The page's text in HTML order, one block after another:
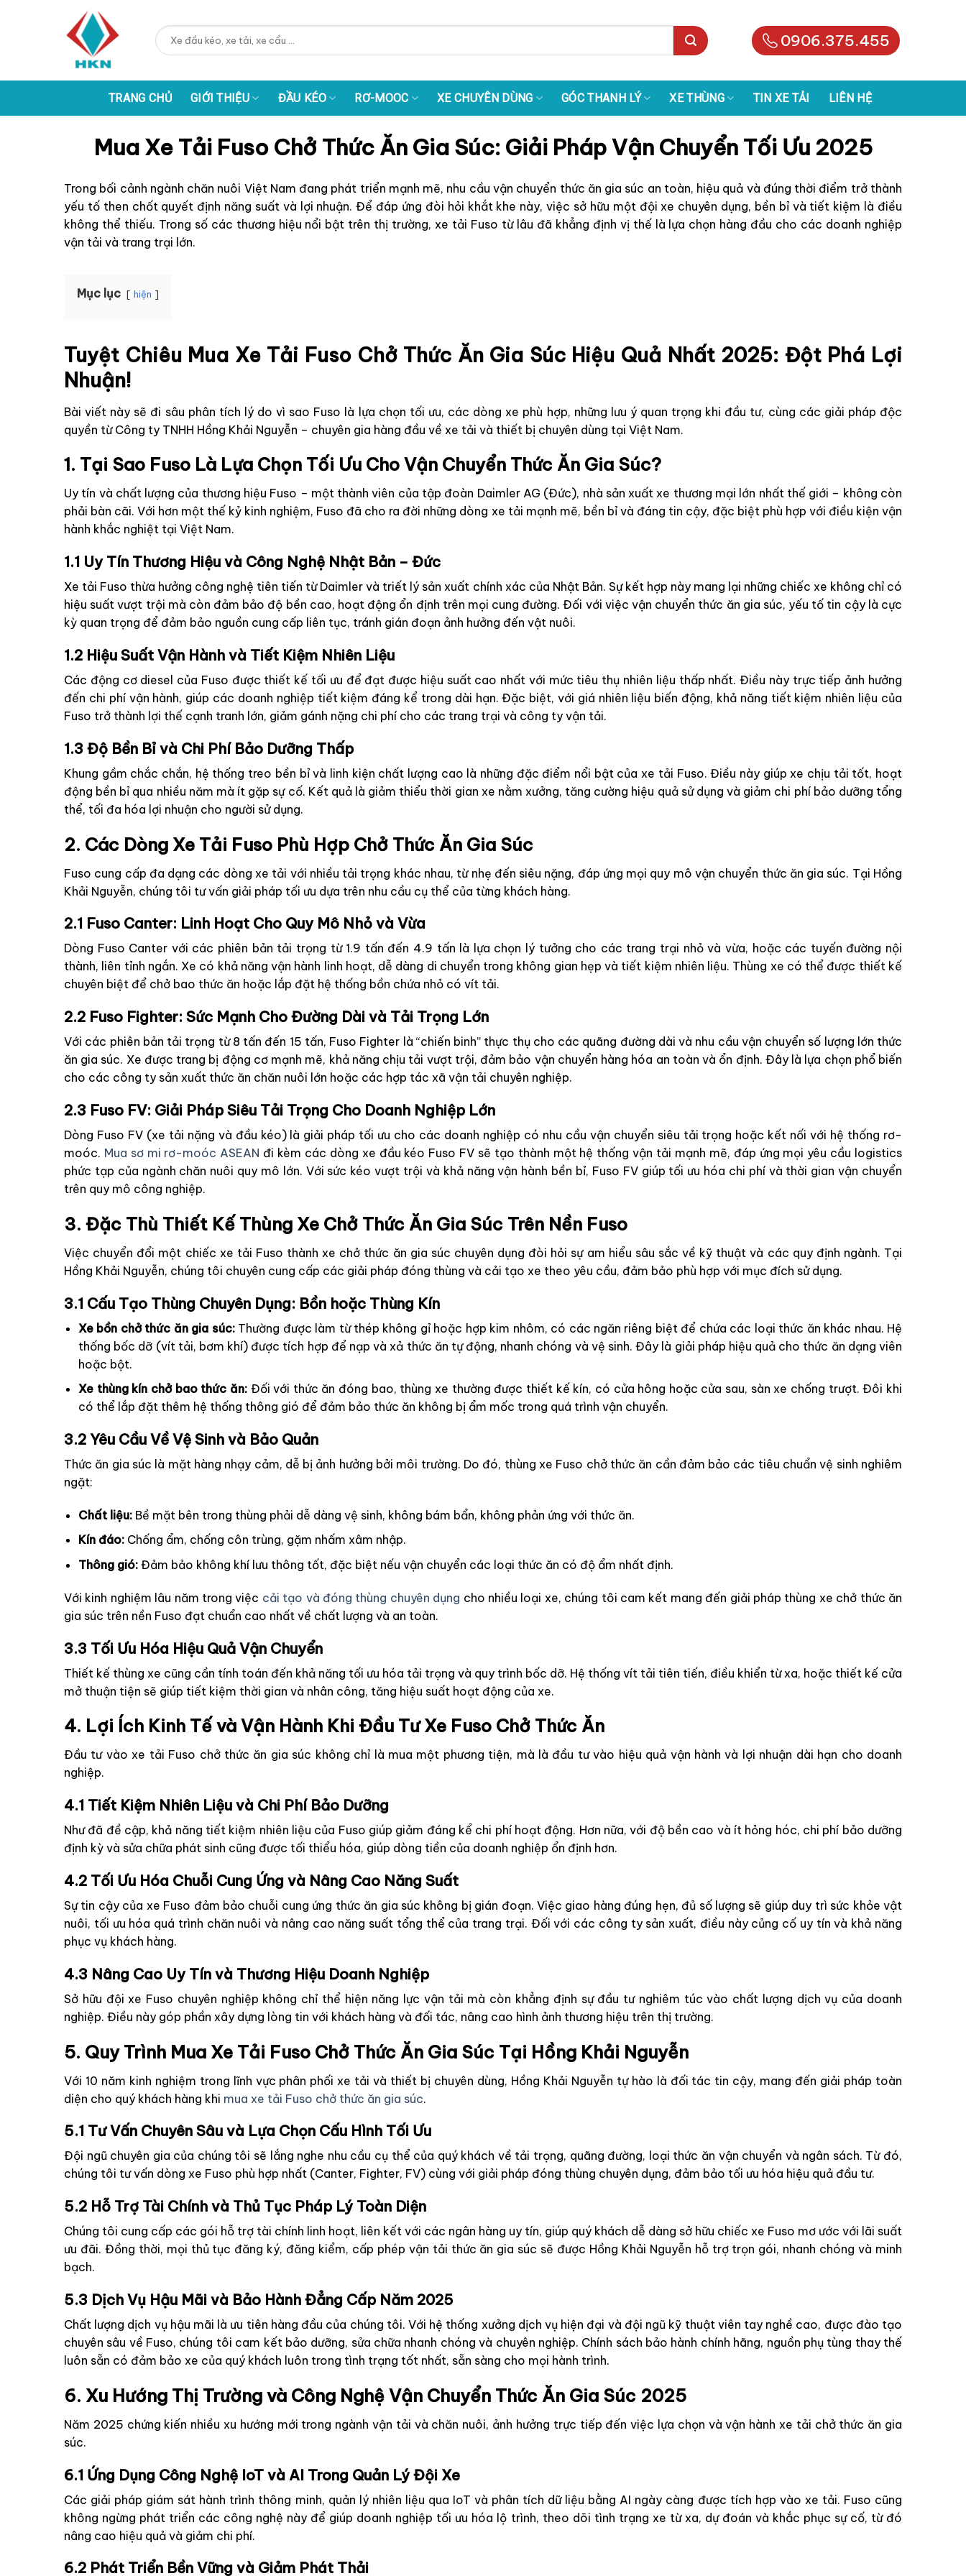
Tìm
kiếm:
0906.375.455
TRANG CHỦ GIỚI THIỆU ĐẦU KÉO RƠ-MOOC XE CHUYÊN DÙNG GÓC THANH LÝ XE THÙNG TIN XE TẢI LIÊN HỆ
Mua Xe Tải Fuso Chở Thức Ăn Gia Súc: Giải Pháp Vận Chuyển Tối Ưu 2025
Trong bối cảnh ngành chăn nuôi Việt Nam đang phát triển mạnh mẽ, nhu cầu vận chuyển thức ăn gia súc an toàn, hiệu quả và đúng thời điểm trở thành
yếu tố then chốt quyết định năng suất và lợi nhuận. Để đáp ứng đòi hỏi khắt khe này, việc sở hữu một đội xe chuyên dụng, bền bỉ và tiết kiệm là điều
không thể thiếu. Trong số các thương hiệu nổi bật trên thị trường, xe tải Fuso từ lâu đã khẳng định vị thế là lựa chọn hàng đầu cho các doanh nghiệp
vận tải và trang trại lớn.
Mục lục hiện
Tuyệt Chiêu Mua Xe Tải Fuso Chở Thức Ăn Gia Súc Hiệu Quả Nhất 2025: Đột Phá Lợi
Nhuận!
Bài viết này sẽ đi sâu phân tích lý do vì sao Fuso là lựa chọn tối ưu, các dòng xe phù hợp, những lưu ý quan trọng khi đầu tư, cùng các giải pháp độc
quyền từ Công ty TNHH Hồng Khải Nguyễn – chuyên gia hàng đầu về xe tải và thiết bị chuyên dùng tại Việt Nam.
1. Tại Sao Fuso Là Lựa Chọn Tối Ưu Cho Vận Chuyển Thức Ăn Gia Súc?
Uy tín và chất lượng của thương hiệu Fuso – một thành viên của tập đoàn Daimler AG (Đức), nhà sản xuất xe thương mại lớn nhất thế giới – không còn
phải bàn cãi. Với hơn một thế kỷ kinh nghiệm, Fuso đã cho ra đời những dòng xe tải mạnh mẽ, bền bỉ và đáng tin cậy, đặc biệt phù hợp với điều kiện vận
hành khắc nghiệt tại Việt Nam.
1.1 Uy Tín Thương Hiệu và Công Nghệ Nhật Bản – Đức
Xe tải Fuso thừa hưởng công nghệ tiên tiến từ Daimler và triết lý sản xuất chính xác của Nhật Bản. Sự kết hợp này mang lại những chiếc xe không chỉ có
hiệu suất vượt trội mà còn đảm bảo độ bền cao, hoạt động ổn định trên mọi cung đường. Đối với việc vận chuyển thức ăn gia súc, yếu tố tin cậy là cực
kỳ quan trọng để đảm bảo nguồn cung cấp liên tục, tránh gián đoạn ảnh hưởng đến vật nuôi.
1.2 Hiệu Suất Vận Hành và Tiết Kiệm Nhiên Liệu
Các động cơ diesel của Fuso được thiết kế tối ưu để đạt được hiệu suất cao nhất với mức tiêu thụ nhiên liệu thấp nhất. Điều này trực tiếp ảnh hưởng
đến chi phí vận hành, giúp các doanh nghiệp tiết kiệm đáng kể trong dài hạn. Đặc biệt, với giá nhiên liệu biến động, khả năng tiết kiệm nhiên liệu của
Fuso trở thành lợi thế cạnh tranh lớn, giảm gánh nặng chi phí cho các trang trại và công ty vận tải.
1.3 Độ Bền Bỉ và Chi Phí Bảo Dưỡng Thấp
Khung gầm chắc chắn, hệ thống treo bền bỉ và linh kiện chất lượng cao là những đặc điểm nổi bật của xe tải Fuso. Điều này giúp xe chịu tải tốt, hoạt
động bền bỉ qua nhiều năm mà ít gặp sự cố. Kết quả là giảm thiểu thời gian xe nằm xưởng, tăng cường hiệu quả sử dụng và giảm chi phí bảo dưỡng tổng
thể, tối đa hóa lợi nhuận cho người sử dụng.
2. Các Dòng Xe Tải Fuso Phù Hợp Chở Thức Ăn Gia Súc
Fuso cung cấp đa dạng các dòng xe tải với nhiều tải trọng khác nhau, từ nhẹ đến siêu nặng, đáp ứng mọi quy mô vận chuyển thức ăn gia súc. Tại Hồng
Khải Nguyễn, chúng tôi tư vấn giải pháp tối ưu dựa trên nhu cầu cụ thể của từng khách hàng.
2.1 Fuso Canter: Linh Hoạt Cho Quy Mô Nhỏ và Vừa
Dòng Fuso Canter với các phiên bản tải trọng từ 1.9 tấn đến 4.9 tấn là lựa chọn lý tưởng cho các trang trại nhỏ và vừa, hoặc các tuyến đường nội
thành, liên tỉnh ngắn. Xe có khả năng vận hành linh hoạt, dễ dàng di chuyển trong không gian hẹp và tiết kiệm nhiên liệu. Thùng xe có thể được thiết kế
chuyên biệt để chở bao thức ăn hoặc lắp đặt hệ thống bồn chứa nhỏ có vít tải.
2.2 Fuso Fighter: Sức Mạnh Cho Đường Dài và Tải Trọng Lớn
Với các phiên bản tải trọng từ 8 tấn đến 15 tấn, Fuso Fighter là “chiến binh” thực thụ cho các quãng đường dài và nhu cầu vận chuyển số lượng lớn thức
ăn gia súc. Xe được trang bị động cơ mạnh mẽ, khả năng chịu tải vượt trội, đảm bảo vận chuyển hàng hóa an toàn và ổn định. Đây là lựa chọn phổ biến
cho các công ty sản xuất thức ăn chăn nuôi lớn hoặc các hợp tác xã vận tải chuyên nghiệp.
2.3 Fuso FV: Giải Pháp Siêu Tải Trọng Cho Doanh Nghiệp Lớn
Dòng Fuso FV (xe tải nặng và đầu kéo) là giải pháp tối ưu cho các doanh nghiệp có nhu cầu vận chuyển siêu tải trọng hoặc kết nối với hệ thống rơ-
moóc. Mua sơ mi rơ-moóc ASEAN đi kèm các dòng xe đầu kéo Fuso FV sẽ tạo thành một hệ thống vận tải mạnh mẽ, đáp ứng mọi yêu cầu logistics
phức tạp của ngành chăn nuôi quy mô lớn. Với sức kéo vượt trội và khả năng vận hành bền bỉ, Fuso FV giúp tối ưu hóa chi phí và thời gian vận chuyển
trên quy mô công nghiệp.
3. Đặc Thù Thiết Kế Thùng Xe Chở Thức Ăn Gia Súc Trên Nền Fuso
Việc chuyển đổi một chiếc xe tải Fuso thành xe chở thức ăn gia súc chuyên dụng đòi hỏi sự am hiểu sâu sắc về kỹ thuật và các quy định ngành. Tại
Hồng Khải Nguyễn, chúng tôi chuyên cung cấp các giải pháp đóng thùng và cải tạo xe theo yêu cầu, đảm bảo phù hợp với mục đích sử dụng.
3.1 Cấu Tạo Thùng Chuyên Dụng: Bồn hoặc Thùng Kín
Xe bồn chở thức ăn gia súc:Thường được làm từ thép không gỉ hoặc hợp kim nhôm, có các ngăn riêng biệt để chứa các loại thức ăn khác nhau. Hệ
thống bốc dỡ (vít tải, bơm khí) được tích hợp để nạp và xả thức ăn tự động, nhanh chóng và vệ sinh. Đây là giải pháp hiệu quả cho thức ăn dạng viên
hoặc bột.
Xe thùng kín chở bao thức ăn:Đối với thức ăn đóng bao, thùng xe thường được thiết kế kín, có cửa hông hoặc cửa sau, sàn xe chống trượt. Đôi khi
có thể lắp đặt thêm hệ thống thông gió để đảm bảo thức ăn không bị ẩm mốc trong quá trình vận chuyển.
3.2 Yêu Cầu Về Vệ Sinh và Bảo Quản
Thức ăn gia súc là mặt hàng nhạy cảm, dễ bị ảnh hưởng bởi môi trường. Do đó, thùng xe Fuso chở thức ăn cần đảm bảo các tiêu chuẩn vệ sinh nghiêm
ngặt:
Chất liệu: Bề mặt bên trong thùng phải dễ dàng vệ sinh, không bám bẩn, không phản ứng với thức ăn.
Kín đáo: Chống ẩm, chống côn trùng, gặm nhấm xâm nhập.
Thông gió: Đảm bảo không khí lưu thông tốt, đặc biệt nếu vận chuyển các loại thức ăn có độ ẩm nhất định.
Với kinh nghiệm lâu năm trong việc cải tạo và đóng thùng chuyên dụng cho nhiều loại xe, chúng tôi cam kết mang đến giải pháp thùng xe chở thức ăn
gia súc trên nền Fuso đạt chuẩn cao nhất về chất lượng và an toàn.
3.3 Tối Ưu Hóa Hiệu Quả Vận Chuyển
Thiết kế thùng xe cũng cần tính toán đến khả năng tối ưu hóa tải trọng và quy trình bốc dỡ. Hệ thống vít tải tiên tiến, điều khiển từ xa, hoặc thiết kế cửa
mở thuận tiện sẽ giúp tiết kiệm thời gian và nhân công, tăng hiệu suất hoạt động của xe.
4. Lợi Ích Kinh Tế và Vận Hành Khi Đầu Tư Xe Fuso Chở Thức Ăn
Đầu tư vào xe tải Fuso chở thức ăn gia súc không chỉ là mua một phương tiện, mà là đầu tư vào hiệu quả vận hành và lợi nhuận dài hạn cho doanh
nghiệp.
4.1 Tiết Kiệm Nhiên Liệu và Chi Phí Bảo Dưỡng
Như đã đề cập, khả năng tiết kiệm nhiên liệu của Fuso giúp giảm đáng kể chi phí hoạt động. Hơn nữa, với độ bền cao và ít hỏng hóc, chi phí bảo dưỡng
định kỳ và sửa chữa phát sinh cũng được tối thiểu hóa, giúp dòng tiền của doanh nghiệp ổn định hơn.
4.2 Tối Ưu Hóa Chuỗi Cung Ứng và Nâng Cao Năng Suất
Sự tin cậy của xe Fuso đảm bảo chuỗi cung ứng thức ăn gia súc không bị gián đoạn. Việc giao hàng đúng hẹn, đủ số lượng sẽ giúp duy trì sức khỏe vật
nuôi, tối ưu hóa quá trình chăn nuôi và nâng cao năng suất tổng thể của trang trại. Đối với các công ty sản xuất, điều này củng cố uy tín và khả năng
phục vụ khách hàng.
4.3 Nâng Cao Uy Tín và Thương Hiệu Doanh Nghiệp
Sở hữu đội xe Fuso chuyên nghiệp không chỉ thể hiện năng lực vận tải mà còn khẳng định sự đầu tư nghiêm túc vào chất lượng dịch vụ của doanh
nghiệp. Điều này góp phần xây dựng lòng tin với khách hàng và đối tác, nâng cao hình ảnh thương hiệu trên thị trường.
5. Quy Trình Mua Xe Tải Fuso Chở Thức Ăn Gia Súc Tại Hồng Khải Nguyễn
Với 10 năm kinh nghiệm trong lĩnh vực phân phối xe tải và thiết bị chuyên dùng, Hồng Khải Nguyễn tự hào là đối tác tin cậy, mang đến giải pháp toàn
diện cho quý khách hàng khi mua xe tải Fuso chở thức ăn gia súc.
5.1 Tư Vấn Chuyên Sâu và Lựa Chọn Cấu Hình Tối Ưu
Đội ngũ chuyên gia của chúng tôi sẽ lắng nghe nhu cầu cụ thể của quý khách về tải trọng, quãng đường, loại thức ăn vận chuyển và ngân sách. Từ đó,
chúng tôi tư vấn dòng xe Fuso phù hợp nhất (Canter, Fighter, FV) cùng với giải pháp đóng thùng chuyên dụng, đảm bảo tối ưu hóa hiệu quả đầu tư.
5.2 Hỗ Trợ Tài Chính và Thủ Tục Pháp Lý Toàn Diện
Chúng tôi cung cấp các gói hỗ trợ tài chính linh hoạt, liên kết với các ngân hàng uy tín, giúp quý khách dễ dàng sở hữu chiếc xe Fuso mơ ước với lãi suất
ưu đãi. Đồng thời, mọi thủ tục đăng ký, đăng kiểm, cấp phép vận tải thức ăn gia súc sẽ được Hồng Khải Nguyễn hỗ trợ trọn gói, nhanh chóng và minh
bạch.
5.3 Dịch Vụ Hậu Mãi và Bảo Hành Đẳng Cấp Năm 2025
Chất lượng dịch vụ hậu mãi là ưu tiên hàng đầu của chúng tôi. Với hệ thống xưởng dịch vụ hiện đại và đội ngũ kỹ thuật viên tay nghề cao, được đào tạo
chuyên sâu về Fuso, chúng tôi cam kết bảo dưỡng, sửa chữa nhanh chóng và chuyên nghiệp. Chính sách bảo hành chính hãng, nguồn phụ tùng thay thế
luôn sẵn có đảm bảo xe của quý khách luôn trong tình trạng tốt nhất, sẵn sàng cho mọi hành trình.
6. Xu Hướng Thị Trường và Công Nghệ Vận Chuyển Thức Ăn Gia Súc 2025
Năm 2025 chứng kiến nhiều xu hướng mới trong ngành vận tải và chăn nuôi, ảnh hưởng trực tiếp đến việc lựa chọn và vận hành xe tải chở thức ăn gia
súc.
6.1 Ứng Dụng Công Nghệ IoT và AI Trong Quản Lý Đội Xe
Các giải pháp giám sát hành trình thông minh, quản lý nhiên liệu qua IoT và phân tích dữ liệu bằng AI ngày càng được tích hợp vào xe tải. Fuso cũng
không ngừng phát triển các công nghệ này để giúp doanh nghiệp tối ưu hóa lộ trình, theo dõi tình trạng xe từ xa, dự đoán và khắc phục sự cố, từ đó
nâng cao hiệu quả và giảm chi phí.
6.2 Phát Triển Bền Vững và Giảm Phát Thải